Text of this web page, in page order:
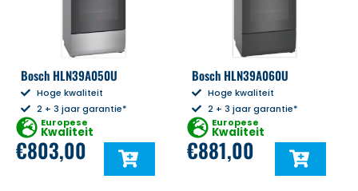
Bosch HLN39A050U
Hoge kwaliteit
2 + 3 jaar garantie*
Europese
Kwaliteit
€803,00
Bosch HLN39A060U
Hoge kwaliteit
2 + 3 jaar garantie*
Europese
Kwaliteit
€881,00